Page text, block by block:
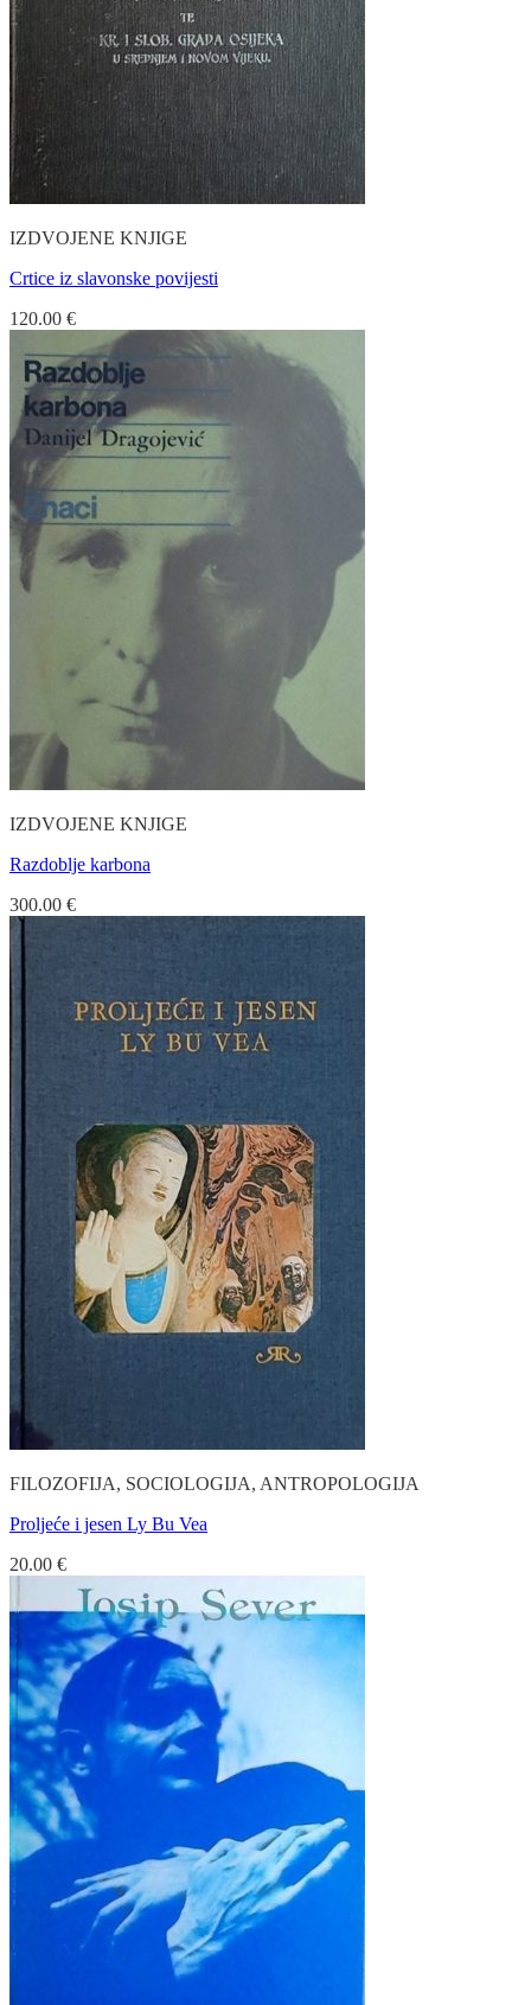
IZDVOJENE KNJIGE
Crtice iz slavonske povijesti
120.00 €
IZDVOJENE KNJIGE
Razdoblje karbona
300.00 €
FILOZOFIJA, SOCIOLOGIJA, ANTROPOLOGIJA
Proljeće i jesen Ly Bu Vea
20.00 €